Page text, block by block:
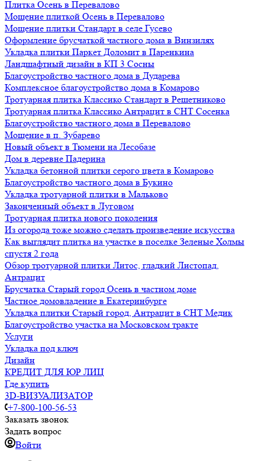
Плитка Осень в Перевалово
Мощение плиткой Осень в Перевалово
Мощение плитки Стандарт в селе Гусево
Оформление брусчаткой частного дома в Винзилях
Укладка плитки Паркет Доломит в Паренкина
Ландшафтный дизайн в КП 3 Сосны
Благоустройство частного дома в Дударева
Комплексное благоустройство дома в Комарово
Тротуарная плитка Классико Стандарт в Решетниково
Тротуарная плитка Классико Антрацит в СНТ Сосенка
Благоустройство частного дома в Перевалово
Мощение в п. Зубарево
Новый объект в Тюмени на Лесобазе
Дом в деревне Падерина
Укладка бетонной плитки серого цвета в Комарово
Благоустройство частного дома в Букино
Укладка тротуарной плитки в Мальково
Законченный объект в Луговом
Тротуарная плитка нового поколения
Из огорода тоже можно сделать произведение искусства
Как выглядит плитка на участке в поселке Зеленые Холмы
спустя 2 года
Обзор тротуарной плитки Литос, гладкий Листопад,
Антрацит
Брусчатка Старый город Осень в частном доме
Частное домовладение в Екатеринбурге
Укладка плитки Старый город, Антрацит в СНТ Медик
Благоустройство участка на Московском тракте
Услуги
Укладка под ключ
Дизайн
КРЕДИТ ДЛЯ ЮР ЛИЦ
Где купить
3D-ВИЗУАЛИЗАТОР
+7-800-100-56-53
Заказать звонок
Задать вопрос
Войти